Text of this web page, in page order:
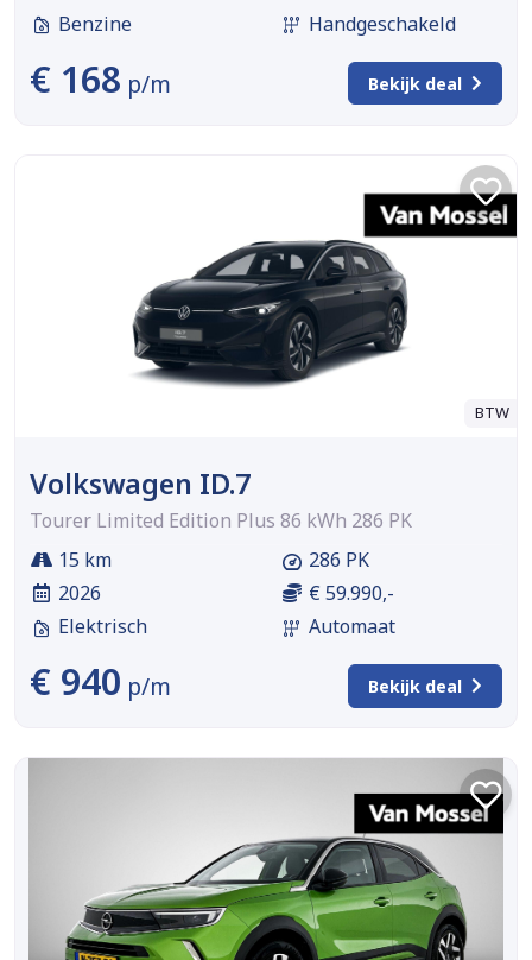
Benzine
Handgeschakeld
€ 168 p/m Bekijk deal
BTW
Volkswagen ID.7
Tourer Limited Edition Plus 86 kWh 286 PK
15 km
2026
Elektrisch
286 PK
€ 59.990,-
Automaat
€ 940 p/m Bekijk deal